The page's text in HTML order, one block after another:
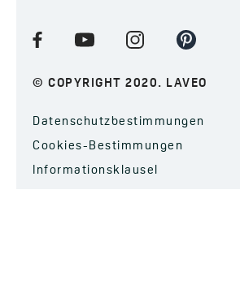
© COPYRIGHT 2020. LAVEO
Datenschutzbestimmungen
Cookies-Bestimmungen
Informationsklausel